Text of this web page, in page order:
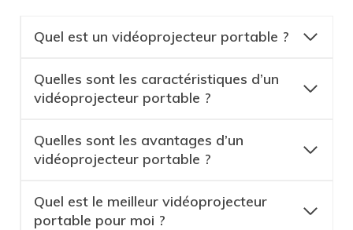
Quel est un vidéoprojecteur portable ?
Quelles sont les caractéristiques d’un
vidéoprojecteur portable ?
Quelles sont les avantages d’un
vidéoprojecteur portable ?
Quel est le meilleur vidéoprojecteur
portable pour moi ?